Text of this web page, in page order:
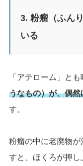
3. 粉瘤（ふん
いる
「アテローム」と
うなもの）が、偶
す。
粉瘤の中に老廃物が
すと、ほくろが押